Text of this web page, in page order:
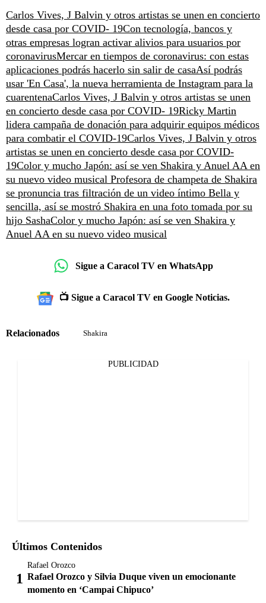
Carlos Vives, J Balvin y otros artistas se unen en concierto
desde casa por COVID- 19Con tecnología, bancos y
otras empresas logran activar alivios para usuarios por
coronavirusMercar en tiempos de coronavirus: con estas
aplicaciones podrás hacerlo sin salir de casaAsí podrás
usar 'En Casa', la nueva herramienta de Instagram para la
cuarentenaCarlos Vives, J Balvin y otros artistas se unen
en concierto desde casa por COVID- 19Ricky Martin
lidera campaña de donación para adquirir equipos médicos
para combatir el COVID-19Carlos Vives, J Balvin y otros
artistas se unen en concierto desde casa por COVID-
19Color y mucho Japón: así se ven Shakira y Anuel AA en
su nuevo video musical Profesora de champeta de Shakira
se pronuncia tras filtración de un video íntimo Bella y
sencilla, así se mostró Shakira en una foto tomada por su
hijo SashaColor y mucho Japón: así se ven Shakira y
Anuel AA en su nuevo video musical
Sigue a Caracol TV en WhatsApp
📺 Sigue a Caracol TV en Google Noticias.
Relacionados Shakira
PUBLICIDAD
Últimos Contenidos
Rafael Orozco
Rafael Orozco y Silvia Duque viven un emocionante
momento en ‘Campai Chipuco’